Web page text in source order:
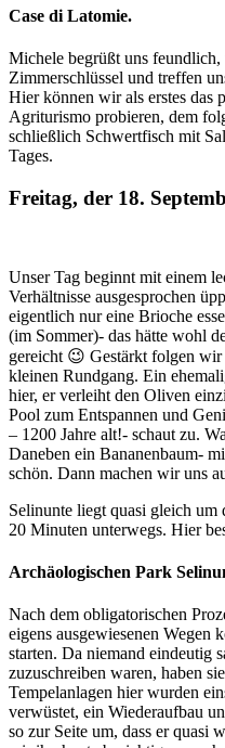
Case di Latomie.
Michele begrüßt uns
Zimmerschlüssel und treffen
Hier können wir als erstes das
Agriturismo probieren, dem
schließlich Schwertfisch mit
Tages.
Freitag, der 18.
Unser Tag beginnt mit einem
Verhältnisse ausgesprochen
eigentlich nur eine Brioche
(im Sommer)- das hätte wohl
gereicht 😉 Gestärkt folgen wir
kleinen Rundgang. Ein
hier, er verleiht den Oliven
Pool zum Entspannen und
– 1200 Jahre alt!- schaut zu.
Daneben ein Bananenbaum-
schön. Dann machen wir uns
Selinunte liegt quasi gleich
20 Minuten unterwegs. Hier
Archäologischen Park
Nach dem obligatorischen
eigens ausgewiesenen Wegen
starten. Da niemand eindeutig
zuzuschreiben waren, haben
Tempelanlagen hier wurden
verwüstet, ein Wiederaufbau
so zur Seite um, dass er quasi